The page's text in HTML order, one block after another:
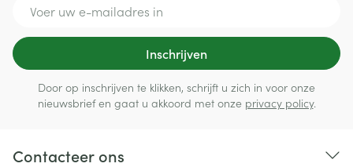
Inschrijven
Door op inschrijven te klikken, schrijft u zich in voor onze
nieuwsbrief en gaat u akkoord met onze privacy policy.
Contacteer ons